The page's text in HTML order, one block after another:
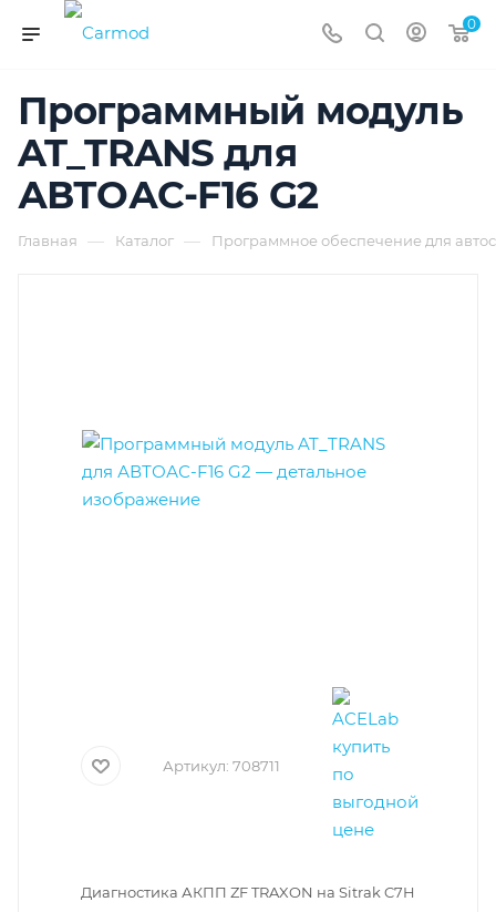
0
Программный модуль
AT_TRANS для
АВТОАС-F16 G2
Главная — Каталог — Программное обеспечение для
Артикул: 708711
Диагностика АКПП ZF TRAXON на Sitrak C7H